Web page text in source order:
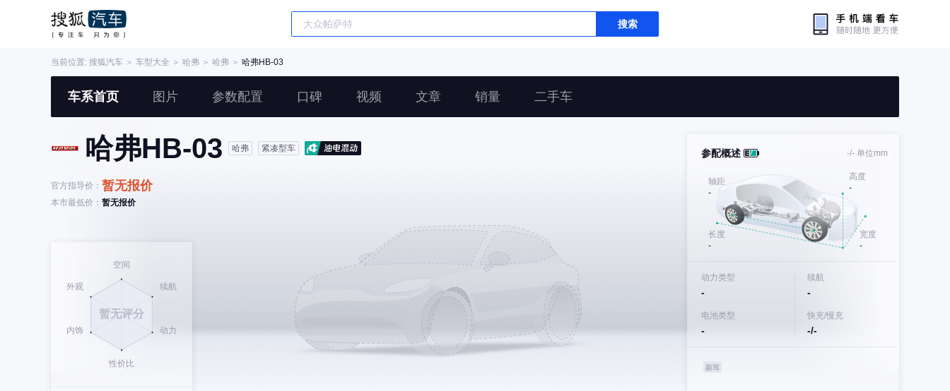
搜索
当前位置: 搜狐汽车 ＞ 车型大全 ＞ 哈弗 ＞ 哈弗 ＞ 哈弗HB-03
车系首页 图片 参数配置 口碑 视频 文章 销量 二手车
哈弗HB-03 哈弗 紧凑型车
官方指导价： 暂无报价
本市最低价： 暂无报价
参配概述 -/- 单位mm
轴距
-
高度
-
长度
-
宽度
-
动力类型
-
续航
-
电池类型
-
快充/慢充
-/-